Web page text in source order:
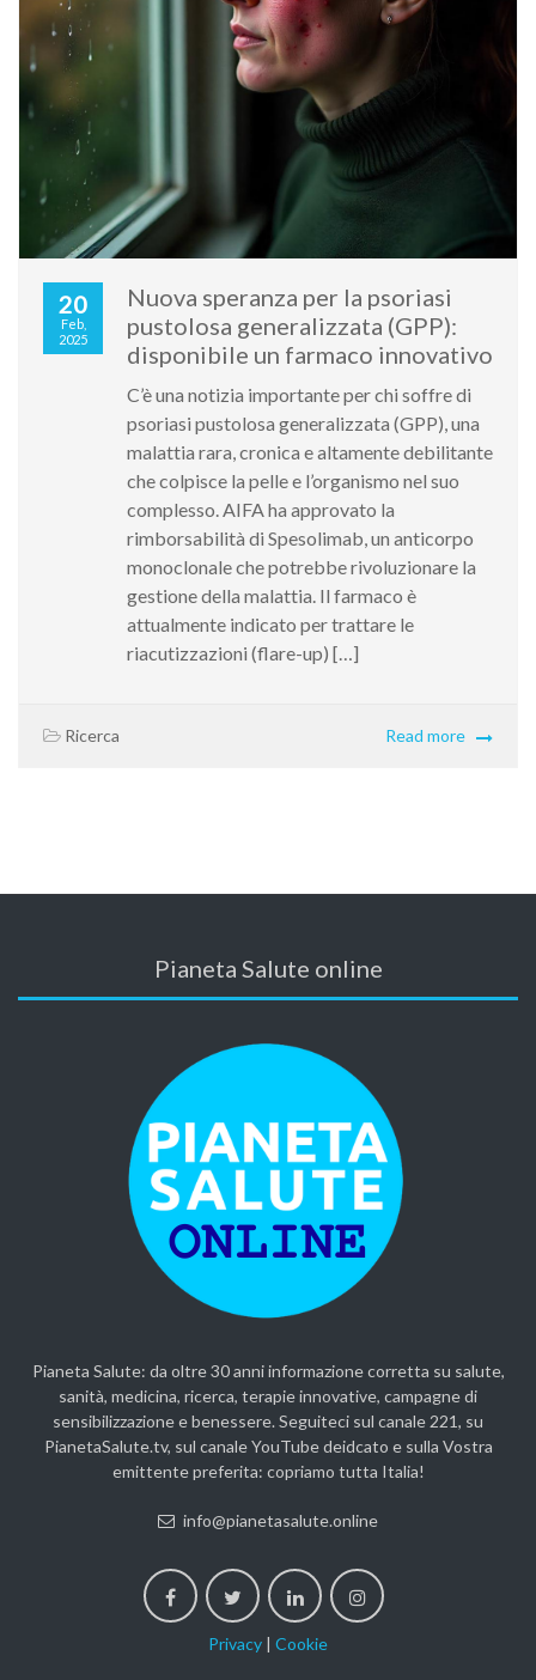
20
Feb,
2025
Nuova speranza per la psoriasi
pustolosa generalizzata (GPP):
disponibile un farmaco innovativo
C’è una notizia importante per chi soffre di
psoriasi pustolosa generalizzata (GPP), una
malattia rara, cronica e altamente debilitante
che colpisce la pelle e l’organismo nel suo
complesso. AIFA ha approvato la
rimborsabilità di Spesolimab, un anticorpo
monoclonale che potrebbe rivoluzionare la
gestione della malattia. Il farmaco è
attualmente indicato per trattare le
riacutizzazioni (flare-up) […]
Ricerca Read more
Pianeta Salute online
Pianeta Salute: da oltre 30 anni informazione corretta su salute,
sanità, medicina, ricerca, terapie innovative, campagne di
sensibilizzazione e benessere. Seguiteci sul canale 221, su
PianetaSalute.tv, sul canale YouTube deidcato e sulla Vostra
emittente preferita: copriamo tutta Italia!
info@pianetasalute.online
Privacy | Cookie